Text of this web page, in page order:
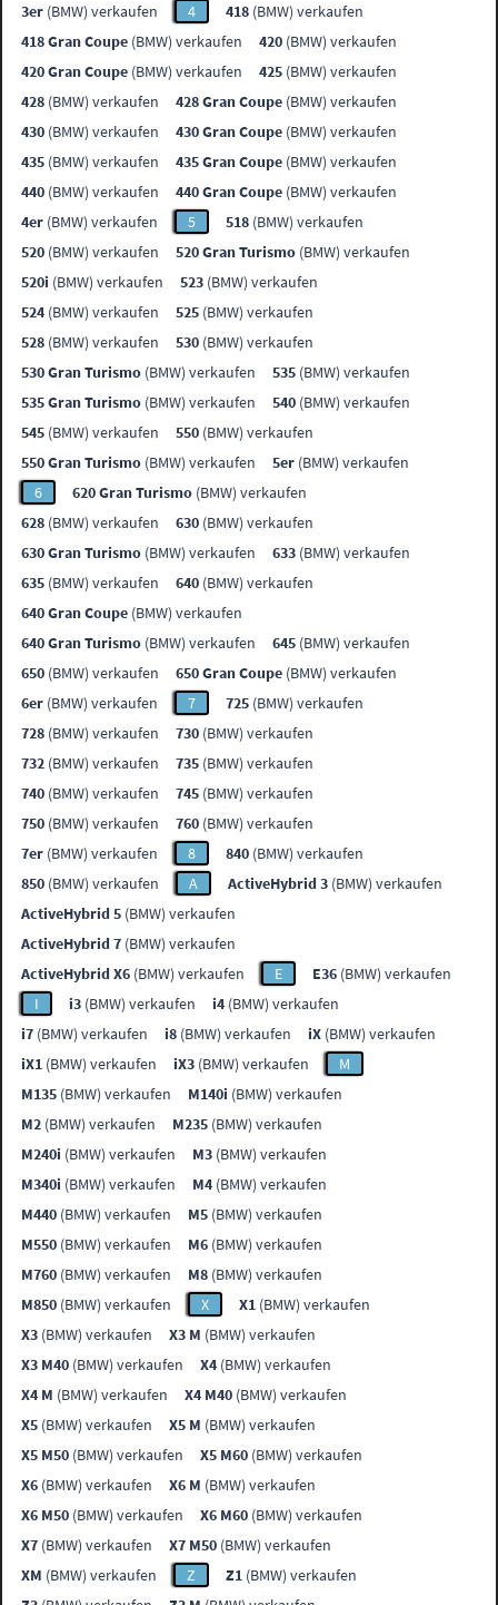
3er (BMW) verkaufen 4 418 (BMW) verkaufen
418 Gran Coupe (BMW) verkaufen 420 (BMW) verkaufen
420 Gran Coupe (BMW) verkaufen 425 (BMW) verkaufen
428 (BMW) verkaufen 428 Gran Coupe (BMW) verkaufen
430 (BMW) verkaufen 430 Gran Coupe (BMW) verkaufen
435 (BMW) verkaufen 435 Gran Coupe (BMW) verkaufen
440 (BMW) verkaufen 440 Gran Coupe (BMW) verkaufen
4er (BMW) verkaufen 5 518 (BMW) verkaufen
520 (BMW) verkaufen 520 Gran Turismo (BMW) verkaufen
520i (BMW) verkaufen 523 (BMW) verkaufen
524 (BMW) verkaufen 525 (BMW) verkaufen
528 (BMW) verkaufen 530 (BMW) verkaufen
530 Gran Turismo (BMW) verkaufen 535 (BMW) verkaufen
535 Gran Turismo (BMW) verkaufen 540 (BMW) verkaufen
545 (BMW) verkaufen 550 (BMW) verkaufen
550 Gran Turismo (BMW) verkaufen 5er (BMW) verkaufen
6
620 Gran Turismo (BMW) verkaufen
628 (BMW) verkaufen 630 (BMW) verkaufen
630 Gran Turismo (BMW) verkaufen 633 (BMW) verkaufen
635 (BMW) verkaufen 640 (BMW) verkaufen
640 Gran Coupe (BMW) verkaufen
640 Gran Turismo (BMW) verkaufen 645 (BMW) verkaufen
650 (BMW) verkaufen 650 Gran Coupe (BMW) verkaufen
6er (BMW) verkaufen 7 725 (BMW) verkaufen
728 (BMW) verkaufen 730 (BMW) verkaufen
732 (BMW) verkaufen 735 (BMW) verkaufen
740 (BMW) verkaufen 745 (BMW) verkaufen
750 (BMW) verkaufen 760 (BMW) verkaufen
7er (BMW) verkaufen 8 840 (BMW) verkaufen
850 (BMW) verkaufen A ActiveHybrid 3 (BMW) verkaufen
ActiveHybrid 5 (BMW) verkaufen
ActiveHybrid 7 (BMW) verkaufen
ActiveHybrid X6 (BMW) verkaufen E E36 (BMW) verkaufen
I
i3 (BMW) verkaufen i4 (BMW) verkaufen
i7 (BMW) verkaufen i8 (BMW) verkaufen iX (BMW) verkaufen
iX1 (BMW) verkaufen iX3 (BMW) verkaufen
M
M135 (BMW) verkaufen M140i (BMW) verkaufen
M2 (BMW) verkaufen M235 (BMW) verkaufen
M240i (BMW) verkaufen M3 (BMW) verkaufen
M340i (BMW) verkaufen M4 (BMW) verkaufen
M440 (BMW) verkaufen M5 (BMW) verkaufen
M550 (BMW) verkaufen M6 (BMW) verkaufen
M760 (BMW) verkaufen M8 (BMW) verkaufen
M850 (BMW) verkaufen X X1 (BMW) verkaufen
X3 (BMW) verkaufen X3 M (BMW) verkaufen
X3 M40 (BMW) verkaufen X4 (BMW) verkaufen
X4 M (BMW) verkaufen X4 M40 (BMW) verkaufen
X5 (BMW) verkaufen X5 M (BMW) verkaufen
X5 M50 (BMW) verkaufen X5 M60 (BMW) verkaufen
X6 (BMW) verkaufen X6 M (BMW) verkaufen
X6 M50 (BMW) verkaufen X6 M60 (BMW) verkaufen
X7 (BMW) verkaufen X7 M50 (BMW) verkaufen
XM (BMW) verkaufen Z Z1 (BMW) verkaufen